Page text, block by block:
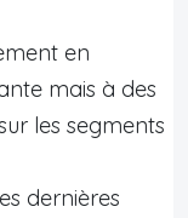
en
mais à des
les segments
dernières